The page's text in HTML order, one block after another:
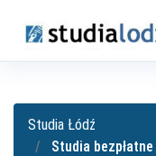
Studia Łódź
Studia